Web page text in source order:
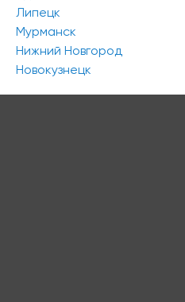
Липецк
Мурманск
Нижний Новгород
Новокузнецк